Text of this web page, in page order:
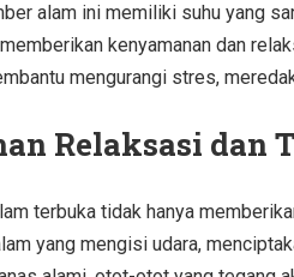
alam ini memiliki suhu yang
kenyamanan dan
mengurangi stres,
Relaksasi dan
terbuka tidak hanya
yang mengisi udara,